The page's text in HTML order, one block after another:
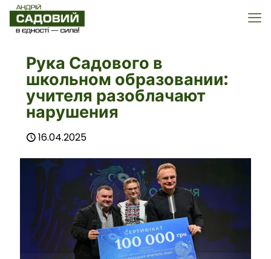
Рука Садового в
школьном образовании:
учителя разоблачают
нарушения
16.04.2025